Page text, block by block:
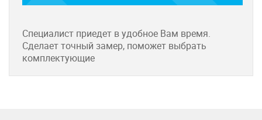
Специалист приедет в удобное Вам время.
Сделает точный замер, поможет выбрать
комплектующие